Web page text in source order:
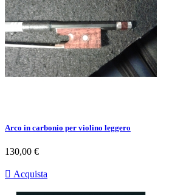
Arco in carbonio per violino leggero
Prezzo
130,00 €
 Acquista